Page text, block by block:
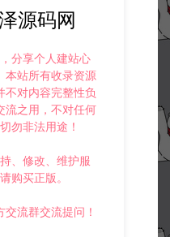
源码网
分享个人建站心
本站所有收录资源
不对内容完整性负
流之用，不对任何
勿非法用途！
、修改、维护服
购买正版。
流群交流提问！